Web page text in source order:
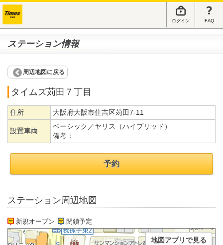
ログイン FAQ
ステーション情報
周辺地図に戻る
タイムズ苅田７丁目
住所 大阪府大阪市住吉区苅田7-11
設置車両
ベーシック／ヤリス（ハイブリッド）
備考：
予約
ステーション周辺地図
新規オープン 閉鎖予定
地図アプリで見る